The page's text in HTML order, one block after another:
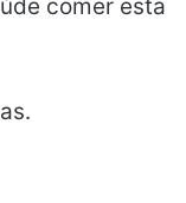
comer esta